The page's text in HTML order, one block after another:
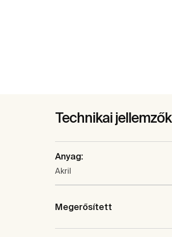
Technikai jellemzők
Anyag:
Akril
Megerősített